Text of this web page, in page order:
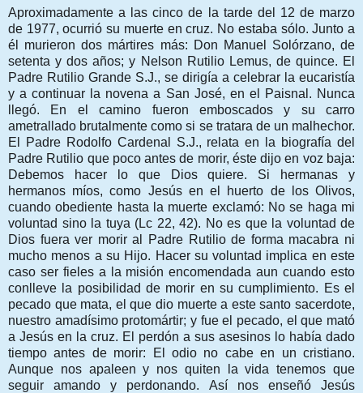
Aproximadamente a las cinco de la tarde del 12 de marzo
de 1977, ocurrió su muerte en cruz. No estaba sólo. Junto a
él murieron dos mártires más: Don Manuel Solórzano, de
setenta y dos años; y Nelson Rutilio Lemus, de quince. El
Padre Rutilio Grande S.J., se dirigía a celebrar la eucaristía
y a continuar la novena a San José, en el Paisnal. Nunca
llegó. En el camino fueron emboscados y su carro
ametrallado brutalmente como si se tratara de un malhechor.
El Padre Rodolfo Cardenal S.J., relata en la biografía del
Padre Rutilio que poco antes de morir, éste dijo en voz baja:
Debemos hacer lo que Dios quiere. Si hermanas y
hermanos míos, como Jesús en el huerto de los Olivos,
cuando obediente hasta la muerte exclamó: No se haga mi
voluntad sino la tuya (Lc 22, 42). No es que la voluntad de
Dios fuera ver morir al Padre Rutilio de forma macabra ni
mucho menos a su Hijo. Hacer su voluntad implica en este
caso ser fieles a la misión encomendada aun cuando esto
conlleve la posibilidad de morir en su cumplimiento. Es el
pecado que mata, el que dio muerte a este santo sacerdote,
nuestro amadísimo protomártir; y fue el pecado, el que mató
a Jesús en la cruz. El perdón a sus asesinos lo había dado
tiempo antes de morir: El odio no cabe en un cristiano.
Aunque nos apaleen y nos quiten la vida tenemos que
seguir amando y perdonando. Así nos enseñó Jesús